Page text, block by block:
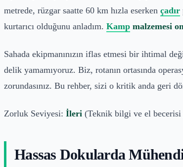
metrede, rüzgar saatte 60 km hızla eserken çadır
kurtarıcı olduğunu anladım. Kamp malzemesi
Sahada ekipmanınızın iflas etmesi bir ihtimal
delik yamamıyoruz. Biz, rotanın ortasında
zorundasınız. Bu rehber, sizi o kritik anda geri
Zorluk Seviyesi: İleri (Teknik bilgi ve el becerisi
Hassas Dokularda